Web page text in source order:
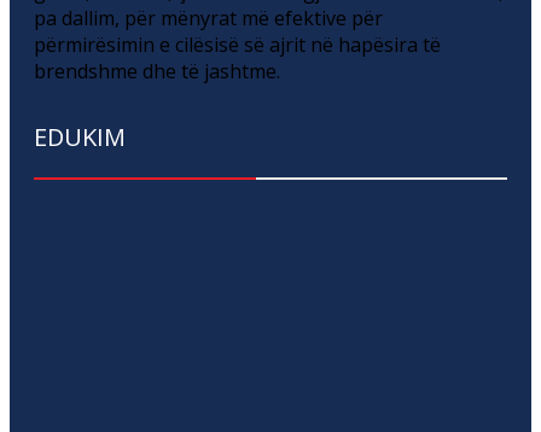
pa dallim, për mënyrat më efektive për
përmirësimin e cilësisë së ajrit në hapësira të
brendshme dhe të jashtme.
EDUKIM